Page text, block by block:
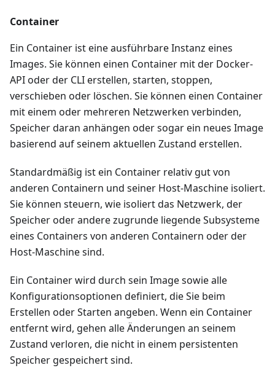
Container
Ein Container ist eine ausführbare Instanz eines
Images. Sie können einen Container mit der Docker-
API oder der CLI erstellen, starten, stoppen,
verschieben oder löschen. Sie können einen Container
mit einem oder mehreren Netzwerken verbinden,
Speicher daran anhängen oder sogar ein neues Image
basierend auf seinem aktuellen Zustand erstellen.
Standardmäßig ist ein Container relativ gut von
anderen Containern und seiner Host-Maschine isoliert.
Sie können steuern, wie isoliert das Netzwerk, der
Speicher oder andere zugrunde liegende Subsysteme
eines Containers von anderen Containern oder der
Host-Maschine sind.
Ein Container wird durch sein Image sowie alle
Konfigurationsoptionen definiert, die Sie beim
Erstellen oder Starten angeben. Wenn ein Container
entfernt wird, gehen alle Änderungen an seinem
Zustand verloren, die nicht in einem persistenten
Speicher gespeichert sind.